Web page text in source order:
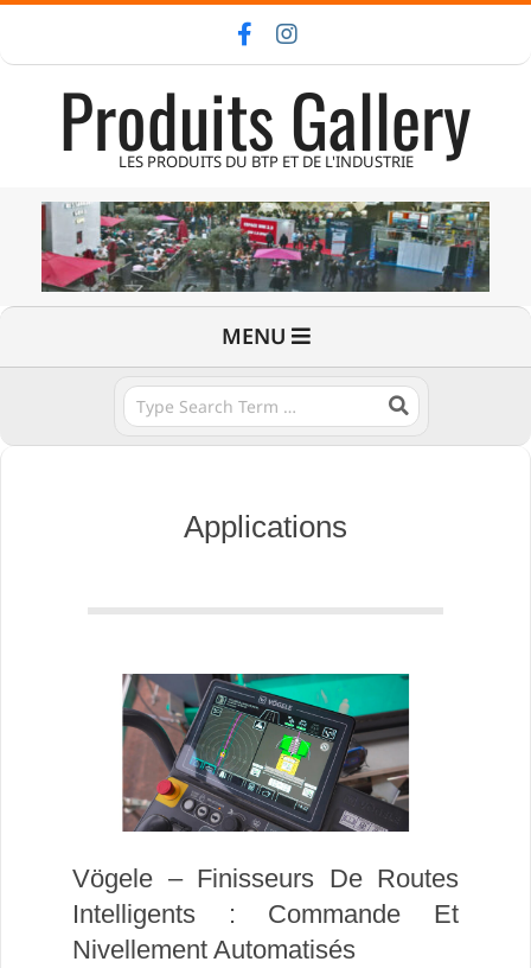
Produits Gallery
LES PRODUITS DU BTP ET DE L'INDUSTRIE
Primary
MENU
Applications
Vögele – Finisseurs De Routes
Intelligents : Commande Et
Nivellement Automatisés